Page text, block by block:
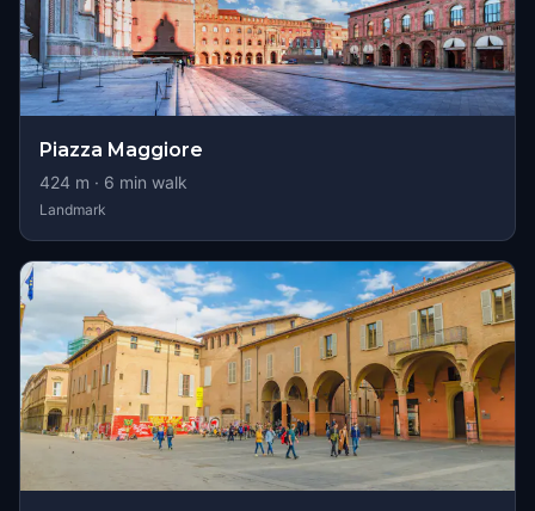
Piazza Maggiore
424 m · 6 min walk
Landmark